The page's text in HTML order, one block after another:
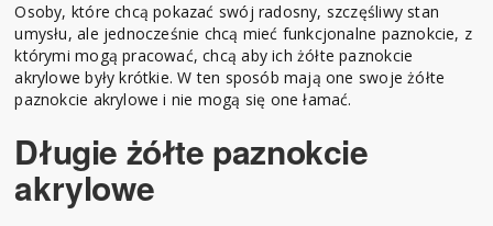
Osoby, które chcą pokazać swój radosny, szczęśliwy stan
umysłu, ale jednocześnie chcą mieć funkcjonalne paznokcie, z
którymi mogą pracować, chcą aby ich żółte paznokcie
akrylowe były krótkie. W ten sposób mają one swoje żółte
paznokcie akrylowe i nie mogą się one łamać.
Długie żółte paznokcie
akrylowe